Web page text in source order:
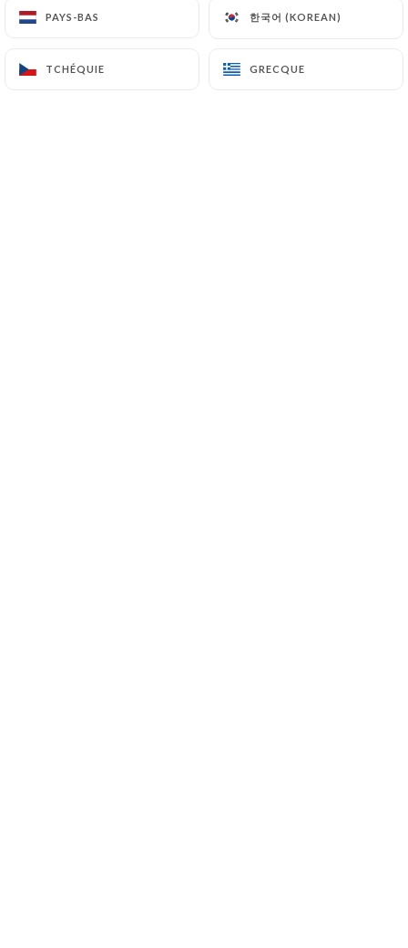
PAYS-BAS 한국어 (KOREAN)
TCHÉQUIE GRECQUE
PAYS-BAS 한국어 (KOREAN)
TCHÉQUIE GRECQUE